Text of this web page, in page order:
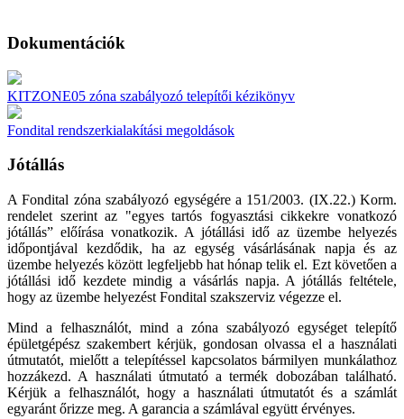
Dokumentációk
KITZONE05 zóna szabályozó telepítői kézikönyv
Fondital rendszerkialakítási megoldások
Jótállás
A Fondital zóna szabályozó egységére a 151/2003. (IX.22.) Korm.
rendelet szerint az "egyes tartós fogyasztási cikkekre vonatkozó
jótállás” előírása vonatkozik. A jótállási idő az üzembe helyezés
időpontjával kezdődik, ha az egység vásárlásának napja és az
üzembe helyezés között legfeljebb hat hónap telik el. Ezt követően a
jótállási idő kezdete mindig a vásárlás napja. A jótállás feltétele,
hogy az üzembe helyezést Fondital szakszerviz végezze el.
Mind a felhasználót, mind a zóna szabályozó egységet telepítő
épületgépész szakembert kérjük, gondosan olvassa el a használati
útmutatót, mielőtt a telepítéssel kapcsolatos bármilyen munkálathoz
hozzákezd. A használati útmutató a termék dobozában található.
Kérjük a felhasználót, hogy a használati útmutatót és a számlát
egyaránt őrizze meg. A garancia a számlával együtt érvényes.